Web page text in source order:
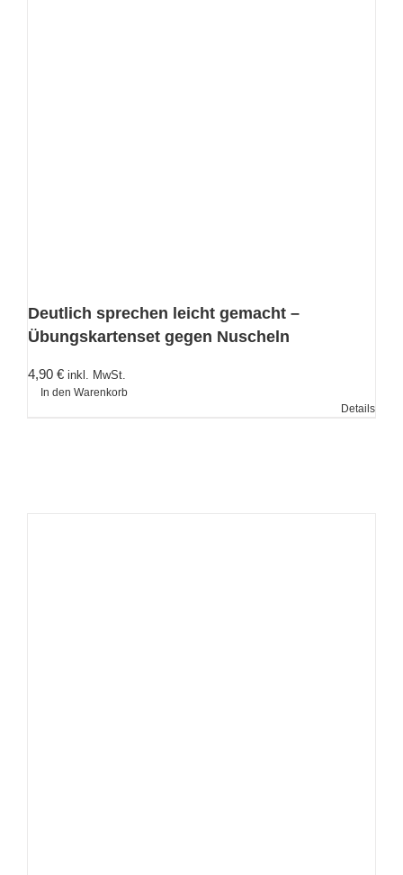
Deutlich sprechen leicht gemacht –
Übungskartenset gegen Nuscheln
4,90 € inkl. MwSt.
In den Warenkorb
Details